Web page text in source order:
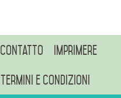
Contatto Imprimere
Termini e condizioni